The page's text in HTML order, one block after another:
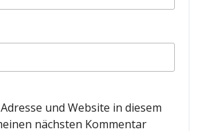
und Website in diesem
nächsten Kommentar